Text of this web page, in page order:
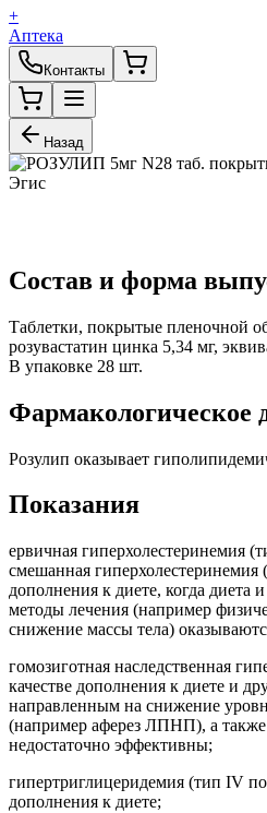
+
Аптека
Контакты
Назад
Состав и форма
Таблетки, покрытые пленочной
розувастатин цинка 5,34 мг,
В упаковке 28 шт.
Фармакологическое
Розулип оказывает
Показания
ервичная гиперхолестеринемия
смешанная гиперхолестеринемия
дополнения к диете, когда диета
методы лечения (например
снижение массы тела)
гомозиготная наследственная
качестве дополнения к диете и
направленным на снижение
(например аферез ЛПНП), а также
недостаточно эффективны;
гипертриглицеридемия (тип IV
дополнения к диете;